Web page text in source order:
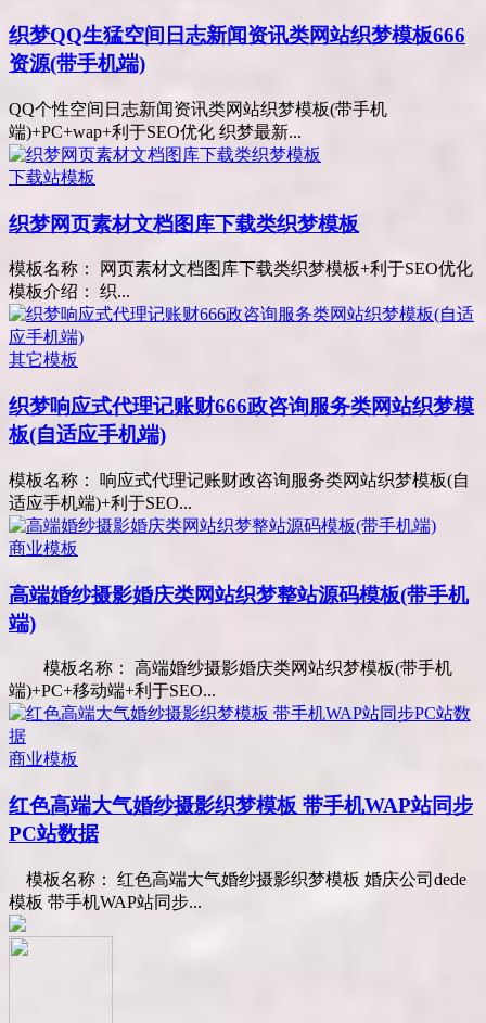
织梦QQ生猛空间日志新闻资讯类网站织梦模板666
资源(带手机端)
QQ个性空间日志新闻资讯类网站织梦模板(带手机
端)+PC+wap+利于SEO优化 织梦最新...
下载站模板
织梦网页素材文档图库下载类织梦模板
模板名称： 网页素材文档图库下载类织梦模板+利于SEO优化
模板介绍： 织...
其它模板
织梦响应式代理记账财666政咨询服务类网站织梦模
板(自适应手机端)
模板名称： 响应式代理记账财政咨询服务类网站织梦模板(自
适应手机端)+利于SEO...
商业模板
高端婚纱摄影婚庆类网站织梦整站源码模板(带手机
端)
模板名称： 高端婚纱摄影婚庆类网站织梦模板(带手机
端)+PC+移动端+利于SEO...
商业模板
红色高端大气婚纱摄影织梦模板 带手机WAP站同步
PC站数据
模板名称： 红色高端大气婚纱摄影织梦模板 婚庆公司dede
模板 带手机WAP站同步...